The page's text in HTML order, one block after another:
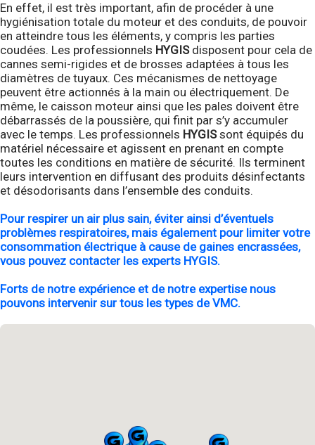
En effet, il est très important, afin de procéder à une
hygiénisation totale du moteur et des conduits, de pouvoir
en atteindre tous les éléments, y compris les parties
coudées. Les professionnels HYGISdisposent pour cela de
cannes semi-rigides et de brosses adaptées à tous les
diamètres de tuyaux. Ces mécanismes de nettoyage
peuvent être actionnés à la main ou électriquement. De
même, le caisson moteur ainsi que les pales doivent être
débarrassés de la poussière, qui finit par s’y accumuler
avec le temps. Les professionnels HYGISsont équipés du
matériel nécessaire et agissent en prenant en compte
toutes les conditions en matière de sécurité. Ils terminent
leurs intervention en diffusant des produits désinfectants
et désodorisants dans l’ensemble des conduits.
Pour respirer un air plus sain, éviter ainsi d’éventuels
problèmes respiratoires, mais également pour limiter votre
consommation électrique à cause de gaines encrassées,
vous pouvez contacter les experts HYGIS.
Forts de notre expérience et de notre expertise nous
pouvons intervenir sur tous les types de VMC.